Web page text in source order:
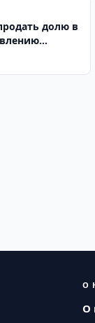
долю в
О
О